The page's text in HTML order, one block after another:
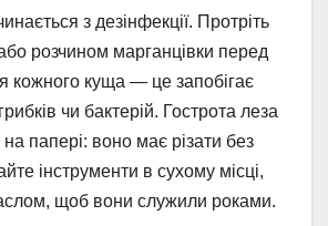
з дезінфекції. Протріть
розчином марганцівки перед
кожного куща — це запобігає
чи бактерій. Гострота леза
на папері: воно має різати без
інструменти в сухому місці,
щоб вони служили роками.